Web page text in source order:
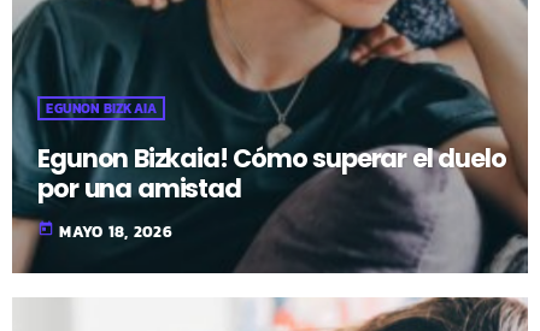
EGUNON BIZKAIA
Egunon Bizkaia! Cómo superar el duelo
por una amistad
today MAYO 18, 2026